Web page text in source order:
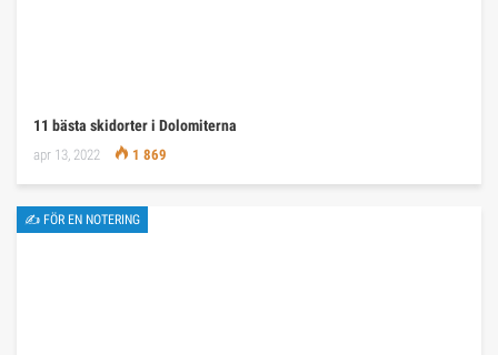
11 bästa skidorter i Dolomiterna
apr 13, 2022 1 869
✍ FÖR EN NOTERING